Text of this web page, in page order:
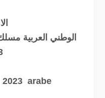
الوطني العربية
arabe